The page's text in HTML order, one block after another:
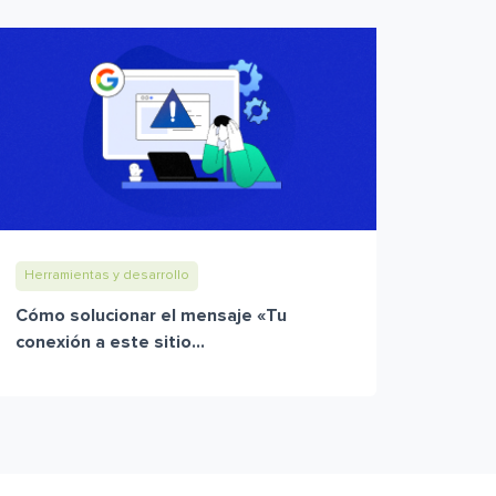
Herramientas y desarrollo
Cómo solucionar el mensaje «Tu
conexión a este sitio...